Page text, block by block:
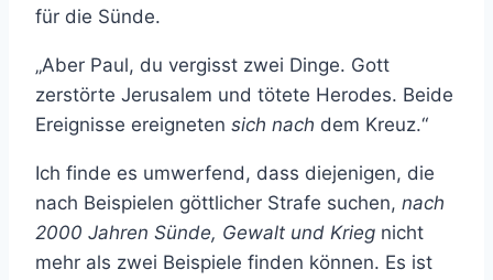
für die Sünde.
„Aber Paul, du vergisst zwei Dinge. Gott
zerstörte Jerusalem und tötete Herodes. Beide
Ereignisse ereigneten sich nach dem Kreuz.“
Ich finde es umwerfend, dass diejenigen, die
nach Beispielen göttlicher Strafe suchen, nach
2000 Jahren Sünde, Gewalt und Krieg nicht
mehr als zwei Beispiele finden können. Es ist